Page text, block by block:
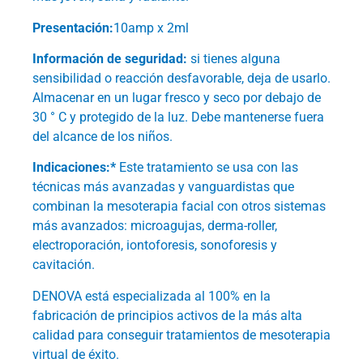
Presentación:10amp x 2ml
Información de seguridad: si tienes alguna
sensibilidad o reacción desfavorable, deja de usarlo.
Almacenar en un lugar fresco y seco por debajo de
30 ° C y protegido de la luz. Debe mantenerse fuera
del alcance de los niños.
Indicaciones:* Este tratamiento se usa con las
técnicas más avanzadas y vanguardistas que
combinan la mesoterapia facial con otros sistemas
más avanzados: microagujas, derma-roller,
electroporación, iontoforesis, sonoforesis y
cavitación.
DENOVA está especializada al 100% en la
fabricación de principios activos de la más alta
calidad para conseguir tratamientos de mesoterapia
virtual de éxito.